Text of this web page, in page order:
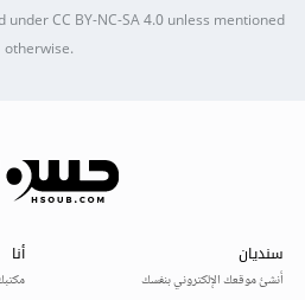
underCC BY-NC-SA 4.0unless mentioned
otherwise.